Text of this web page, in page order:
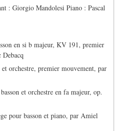
: Giorgio Mandolesi Piano : Pascal
en si b majeur, KV 191, premier
orchestre, premier mouvement, par
et orchestre en fa majeur, op.
pour basson et piano, par Amiel